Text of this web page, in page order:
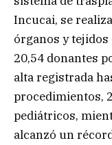
Incucai, se
órganos y tejidos
20,54 donantes
alta registrada
procedimientos,
pediátricos,
alcanzó un